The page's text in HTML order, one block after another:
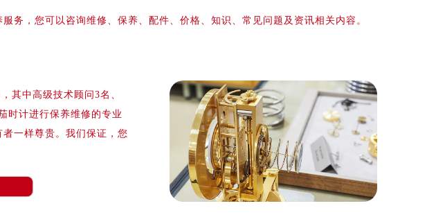
约）
室（需提前预约）
约）
前预约）
务，您可以咨询维修、保养、配件、价格、知识、常见问题及资讯相关内容。
其中高级技术顾问3名、
时计进行保养维修的专业
一样尊贵。我们保证，您